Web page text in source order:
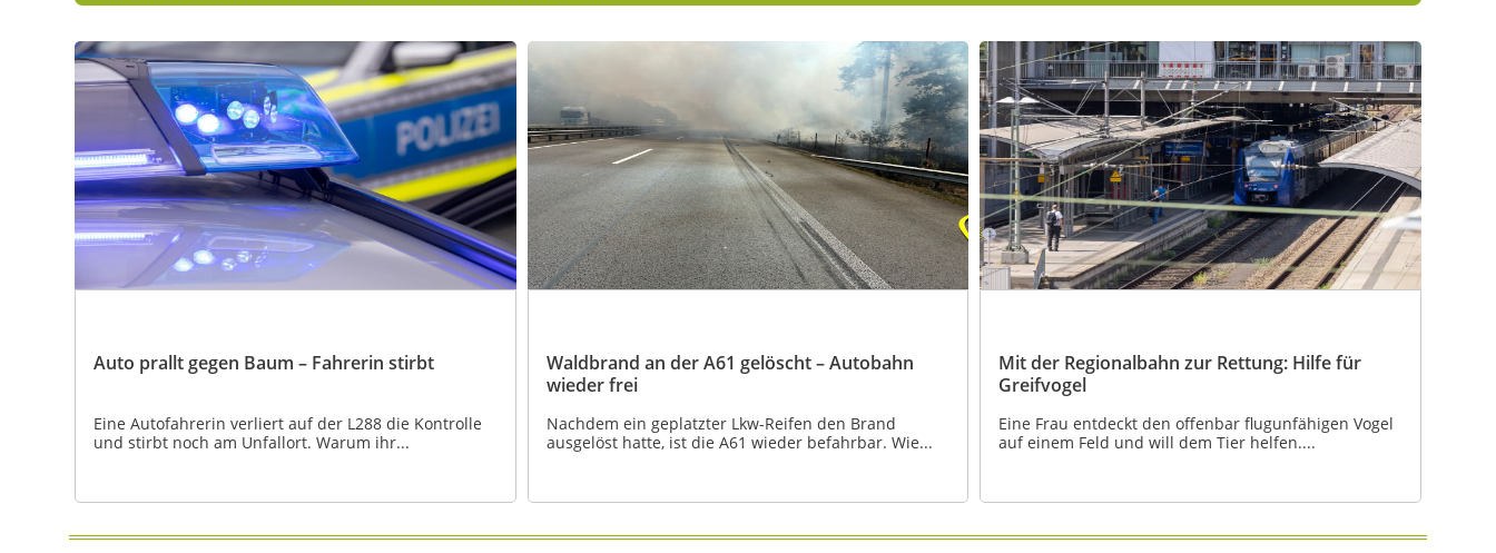
Auto prallt gegen Baum – Fahrerin stirbt
Eine Autofahrerin verliert auf der L288 die Kontrolle
und stirbt noch am Unfallort. Warum ihr...
Waldbrand an der A61 gelöscht – Autobahn
wieder frei
Nachdem ein geplatzter Lkw-Reifen den Brand
ausgelöst hatte, ist die A61 wieder befahrbar. Wie...
Mit der Regionalbahn zur Rettung: Hilfe für
Greifvogel
Eine Frau entdeckt den offenbar flugunfähigen Vogel
auf einem Feld und will dem Tier helfen....